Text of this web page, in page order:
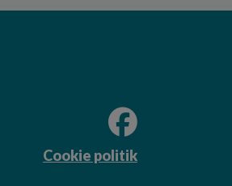
Cookie politik